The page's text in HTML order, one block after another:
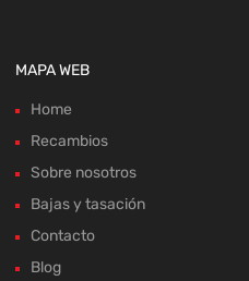
MAPA WEB
Home
Recambios
Sobre nosotros
Bajas y tasación
Contacto
Blog